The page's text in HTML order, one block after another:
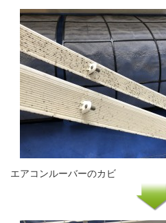
エアコンルーバーのカビ